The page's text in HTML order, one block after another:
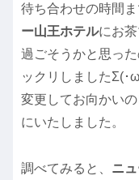
待ち合わせの時間
ー山王ホテルにお
過ごそうかと思っ
ックリしましたΣ(･
変更してお向かい
にいたしました。
調べてみると、 ニ